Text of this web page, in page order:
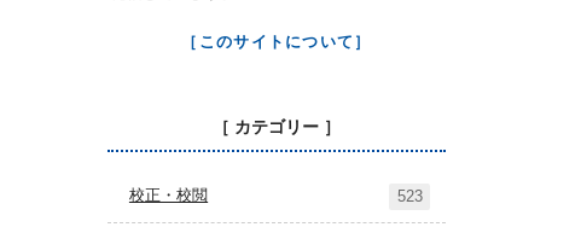
［このサイトについて］
［ カテゴリー ］
校正・校閲 523